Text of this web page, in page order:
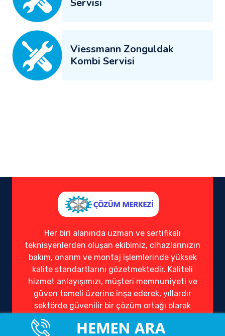
Viessmann Zonguldak
Kombi Servisi
Her biri alanında uzman ve sertifikalı
teknisyenlerden oluşan ekibimiz, cihazlarınızın
bakım, onarım ve montaj işlemlerinde yüksek
kalite standartlarını gözetmektedir. Kaliteli
hizmet anlayışımızı, müşteri memnuniyeti ve
güven temeli üzerine inşa ederek, yıllardır
sektörde güvenilir bir çözüm ortağı olarak